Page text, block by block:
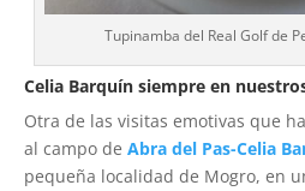
Tupinamba del Real Golf de
Celia Barquín siempre en
Otra de las visitas emotivas que
al campo de Abra del Pas-Celia
pequeña localidad de Mogro, en